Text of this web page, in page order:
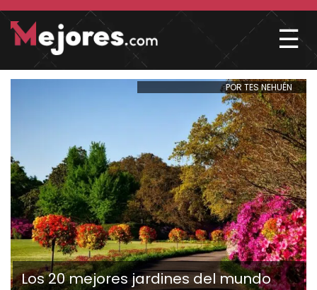
☰
POR TES NEHUÉN
Los 20 mejores jardines del mundo